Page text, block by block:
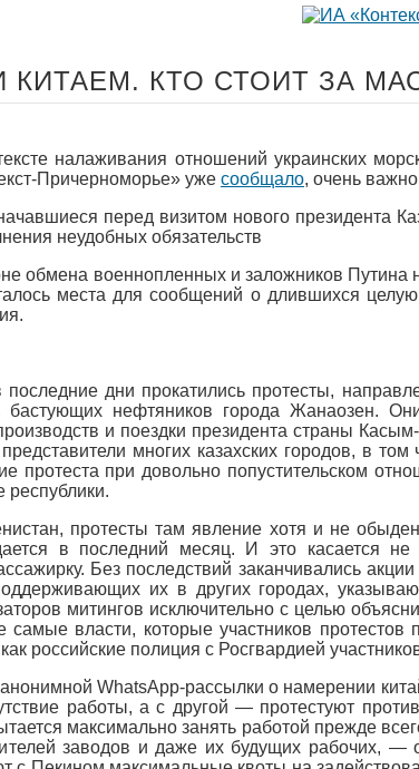
КТО СТОИТ ЗА
налаживания отношений украинских
Причерноморье» уже сообщало, очень
перед визитом нового президента
неудобных обязательств
обмена военнопленных и заложников Путина
места для сообщений о длившихся
дни прокатились протесты,
бастующих нефтяников города Жанаозен.
и поездки президента страны
многих казахских городов, в
протеста при довольно попустительском
республики.
протесты там явление хотя и не
в последний месяц. И это касается
Без последствий заканчивались
их в других городах,
митингов исключительно с целью
самые власти, которые участников
российские полиция с Росгвардией
WhatsApp-рассылки о намерении
работы, а с другой — протестуют
максимально занять работой прежде
заводов и даже их будущих рабочих,